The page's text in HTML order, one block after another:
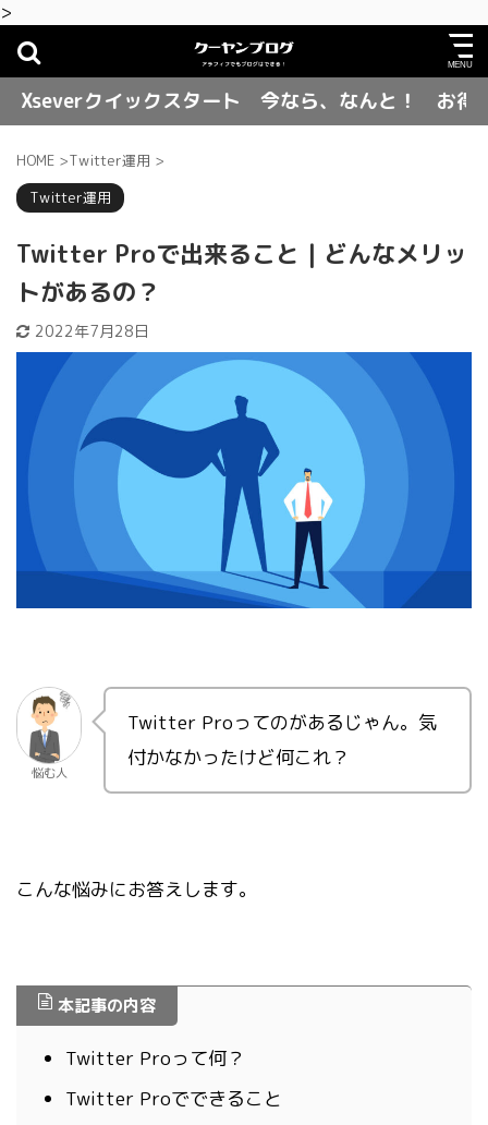
>
ックスタート 今なら、なんと！ お得に契約でき
HOME >Twitter運用 >
Twitter運用
Twitter Proで出来ること｜どんなメリッ
トがあるの？
2022年7月28日
悩む人
Twitter Proってのがあるじゃん。気
付かなかったけど何これ？
こんな悩みにお答えします。
本記事の内容
Twitter Proって何？
Twitter Proでできること